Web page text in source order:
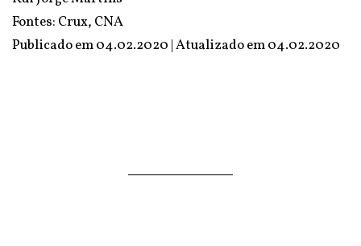
Fontes: Crux, CNA
Publicado em 04.02.2020 | Atualizado em04.02.2020